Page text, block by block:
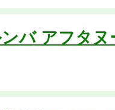
バ アフタ